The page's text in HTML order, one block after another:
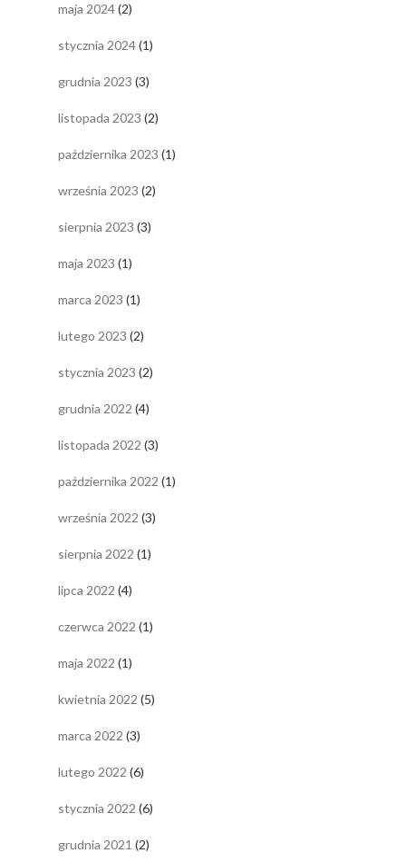
maja 2024(2)
stycznia 2024(1)
grudnia 2023 (3)
listopada 2023 (2)
października 2023 (1)
września 2023 (2)
sierpnia 2023 (3)
maja 2023 (1)
marca 2023 (1)
lutego 2023 (2)
stycznia 2023 (2)
grudnia 2022 (4)
listopada 2022 (3)
października 2022 (1)
września 2022 (3)
sierpnia 2022 (1)
lipca 2022 (4)
czerwca 2022 (1)
maja 2022 (1)
kwietnia 2022 (5)
marca 2022 (3)
lutego 2022 (6)
stycznia 2022 (6)
grudnia 2021 (2)